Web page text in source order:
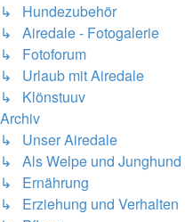
↳ Hundezubehör
↳ Airedale - Fotogalerie
↳ Fotoforum
↳ Urlaub mit Airedale
↳ Klönstuuv
Archiv
↳ Unser Airedale
↳ Als Welpe und Junghund
↳ Ernährung
↳ Erziehung und Verhalten